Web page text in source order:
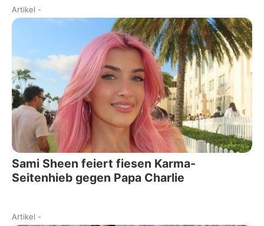
Artikel -
Sami Sheen feiert fiesen Karma-
Seitenhieb gegen Papa Charlie
Artikel -